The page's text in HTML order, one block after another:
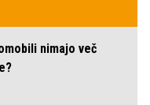
nimajo več